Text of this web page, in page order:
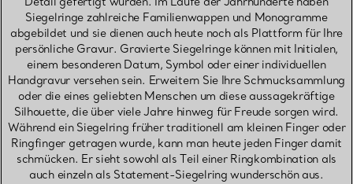
Siegelringe zahlreiche Familienwappen und Monogramme
abgebildet und sie dienen auch heute noch als Plattform für Ihre
persönliche Gravur. Gravierte Siegelringe können mit Initialen,
einem besonderen Datum, Symbol oder einer individuellen
Handgravur versehen sein. Erweitern Sie Ihre Schmucksammlung
oder die eines geliebten Menschen um diese aussagekräftige
Silhouette, die über viele Jahre hinweg für Freude sorgen wird.
Während ein Siegelring früher traditionell am kleinen Finger oder
Ringfinger getragen wurde, kann man heute jeden Finger damit
schmücken. Er sieht sowohl als Teil einer Ringkombination als
auch einzeln als Statement-Siegelring wunderschön aus.